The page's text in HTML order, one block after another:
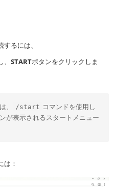
るには、
STARTボタンをクリックしま
、 /start コマンドを使用し
が表示されるスタートメニュー
は：